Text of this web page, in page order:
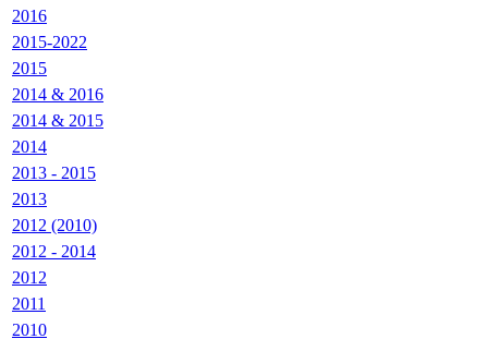
2016
2015-2022
2015
2014 & 2016
2014 & 2015
2014
2013 - 2015
2013
2012 (2010)
2012 - 2014
2012
2011
2010